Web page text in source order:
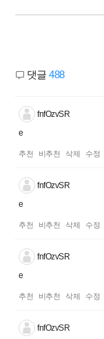
댓글 488
fnfOzvSR
e
추천 비추천 삭제 수정
fnfOzvSR
e
추천 비추천 삭제 수정
fnfOzvSR
e
추천 비추천 삭제 수정
fnfOzvSR